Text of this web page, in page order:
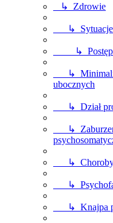
↳ Zdrowie
↳ Sytuacje
↳
↳
ubocznych
↳ Dział
↳
↳ Choroby i
↳
↳ Knajpa